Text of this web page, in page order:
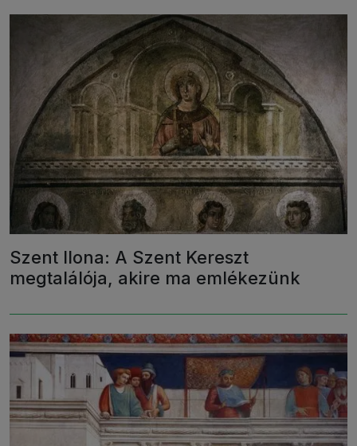
Szent Ilona: A Szent Kereszt
megtalálója, akire ma emlékezünk